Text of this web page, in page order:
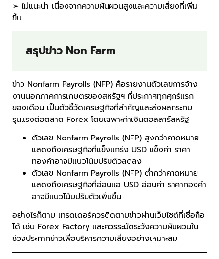
➢ ไม่แนะนำ เนื่องจากความผันผวนสูงและความเสี่ยงที่เพิ่ม
ขึ้น
สรุปข่าว Non Farm
ข่าว Nonfarm Payrolls (NFP) คือรายงานตัวเลขการจ้าง
งานนอกภาคการเกษตรของสหรัฐฯ ที่ประกาศทุกศุกร์แรก
ของเดือน เป็นตัวชี้วัดเศรษฐกิจที่สำคัญและส่งผลกระทบ
รุนแรงต่อตลาด Forex โดยเฉพาะค่าเงินดอลลาร์สหรัฐ
ตัวเลข Nonfarm Payrolls (NFP) สูงกว่าคาดหมาย
แสดงถึงเศรษฐกิจที่แข็งแกร่ง USD แข็งค่า ราคา
ทองคำอาจมีแนวโน้มปรับตัวลดลง
ตัวเลข Nonfarm Payrolls (NFP) ต่ำกว่าคาดหมาย
แสดงถึงเศรษฐกิจที่อ่อนแอ USD อ่อนค่า ราคาทองคำ
อาจมีแนวโน้มปรับตัวเพิ่มขึ้น
อย่างไรก็ตาม เทรดเดอร์ควรติดตามข่าวผ่านเว็บไซต์ที่เชื่อถือ
ได้ เช่น Forex Factory และควรระมัดระวังความผันผวนใน
ช่วงประกาศข่าวเพื่อบริหารความเสี่ยงอย่างเหมาะสม